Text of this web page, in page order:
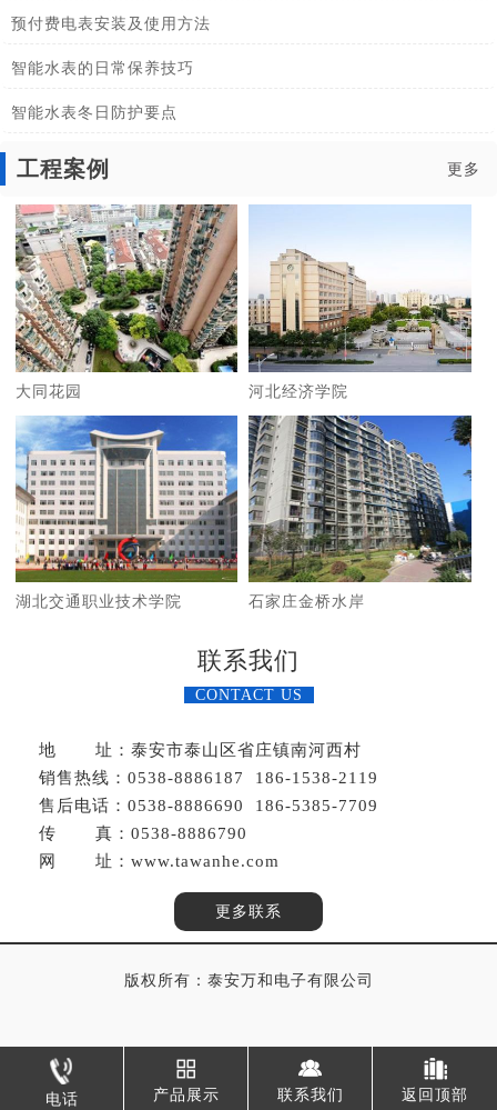
预付费电表安装及使用方法
智能水表的日常保养技巧
智能水表冬日防护要点
工程案例 更多
大同花园 河北经济学院
湖北交通职业技术学院 石家庄金桥水岸
联系我们
CONTACT US
地 址：泰安市泰山区省庄镇南河西村
销售热线：0538-8886187 186-1538-2119
售后电话：0538-8886690 186-5385-7709
传 真：0538-8886790
网 址：www.tawanhe.com
更多联系
版权所有：泰安万和电子有限公司
电话 产品展示 联系我们 返回顶部